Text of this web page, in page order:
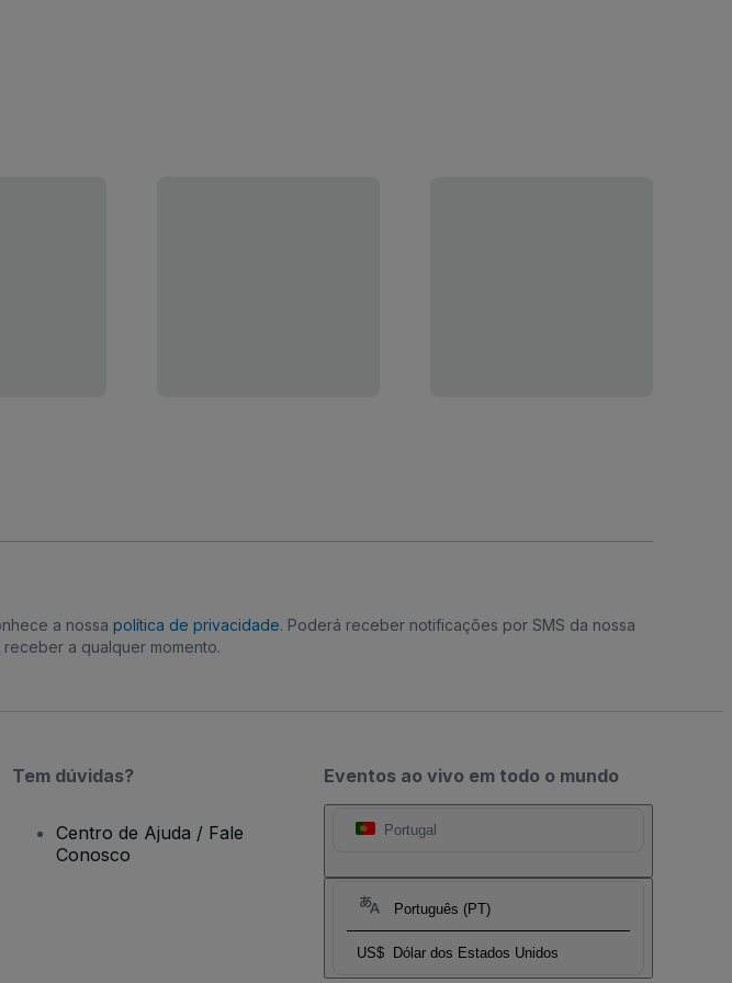
a nossa política de privacidade. Poderá receber notificações por SMS da nossa
a qualquer momento.
Eventos ao vivo em todo o mundo
Portugal
Português (PT)
US$ Dólar dos Estados Unidos
Tem dúvidas?
Centro de Ajuda / Fale
Conosco